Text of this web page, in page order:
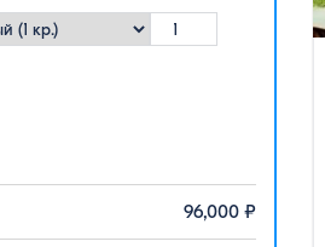
96,000 ₽